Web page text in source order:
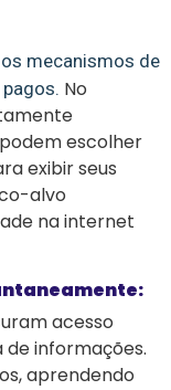
mecanismos de
No
escolher
exibir seus
alvo
na internet
acesso
informações.
aprendendo